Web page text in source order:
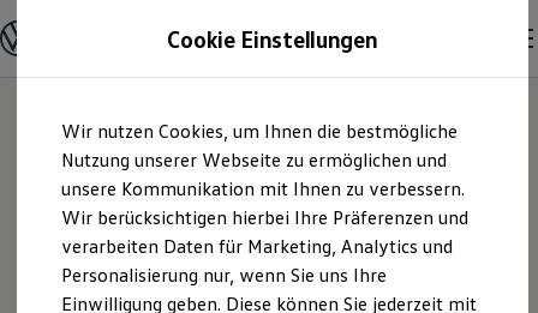
Hauptinhalt
springen
Footer
springen
Modelle & Konfigurator
Nutzfahrzeugkategorien entdecken
Modelle konfigurieren
Vorgängermodelle und Oldtimer
Vorgängermodelle
Oldtimer
Bulli Historie
Branchenlösungen & Gewerbekunden
Umbaulösungen und Hersteller finden
Auf- und Umbauten entdecken & konfigurieren
Groß- und Sonderkunden
KW Am Südharz
GmbH | Impressum
Cookie Einstellungen
Wir nutzen Cookies, um Ihnen die bestmögliche
Nutzung unserer Webseite zu ermöglichen und
unsere Kommunikation mit Ihnen zu verbessern.
Wir berücksichtigen hierbei Ihre Präferenzen und
verarbeiten Daten für Marketing, Analytics und
Personalisierung nur, wenn Sie uns Ihre
Einwilligung geben. Diese können Sie jederzeit mit